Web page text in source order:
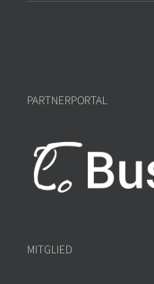
PARTNERPORTAL
MITGLIED